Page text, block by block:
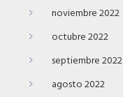
noviembre 2022
octubre 2022
septiembre 2022
agosto 2022